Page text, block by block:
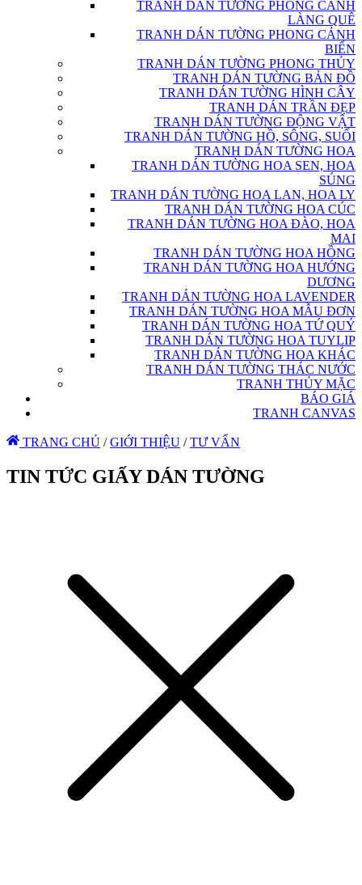
TRANH DÁN TƯỜNG PHONG CẢNH
LÀNG QUÊ
TRANH DÁN TƯỜNG PHONG CẢNH
BIỂN
TRANH DÁN TƯỜNG PHONG THỦY
TRANH DÁN TƯỜNG BẢN ĐỒ
TRANH DÁN TƯỜNG HÌNH CÂY
TRANH DÁN TRẦN ĐẸP
TRANH DÁN TƯỜNG ĐỘNG VẬT
TRANH DÁN TƯỜNG HỒ, SÔNG, SUỐI
TRANH DÁN TƯỜNG HOA
TRANH DÁN TƯỜNG HOA SEN, HOA
SÚNG
TRANH DÁN TƯỜNG HOA LAN, HOA LY
TRANH DÁN TƯỜNG HOA CÚC
TRANH DÁN TƯỜNG HOA ĐÀO, HOA
MAI
TRANH DÁN TƯỜNG HOA HỒNG
TRANH DÁN TƯỜNG HOA HƯỚNG
DƯƠNG
TRANH DÁN TƯỜNG HOA LAVENDER
TRANH DÁN TƯỜNG HOA MẪU ĐƠN
TRANH DÁN TƯỜNG HOA TỨ QUÝ
TRANH DÁN TƯỜNG HOA TUYLIP
TRANH DÁN TƯỜNG HOA KHÁC
TRANH DÁN TƯỜNG THÁC NƯỚC
TRANH THỦY MẶC
BÁO GIÁ
TRANH CANVAS
TRANG CHỦ / GIỚI THIỆU / TƯ VẤN
TIN TỨC GIẤY DÁN TƯỜNG